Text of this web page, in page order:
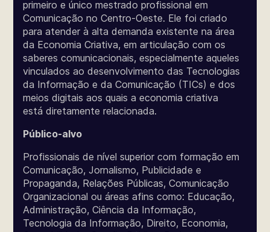
primeiro e único mestrado profissional em
Comunicação no Centro-Oeste. Ele foi criado
para atender à alta demanda existente na área
da Economia Criativa, em articulação com os
saberes comunicacionais, especialmente aqueles
vinculados ao desenvolvimento das Tecnologias
da Informação e da Comunicação (TICs) e dos
meios digitais aos quais a economia criativa
está diretamente relacionada.
Público-alvo
Profissionais de nível superior com formação em
Comunicação, Jornalismo, Publicidade e
Propaganda, Relações Públicas, Comunicação
Organizacional ou áreas afins como: Educação,
Administração, Ciência da Informação,
Tecnologia da Informação, Direito, Economia,